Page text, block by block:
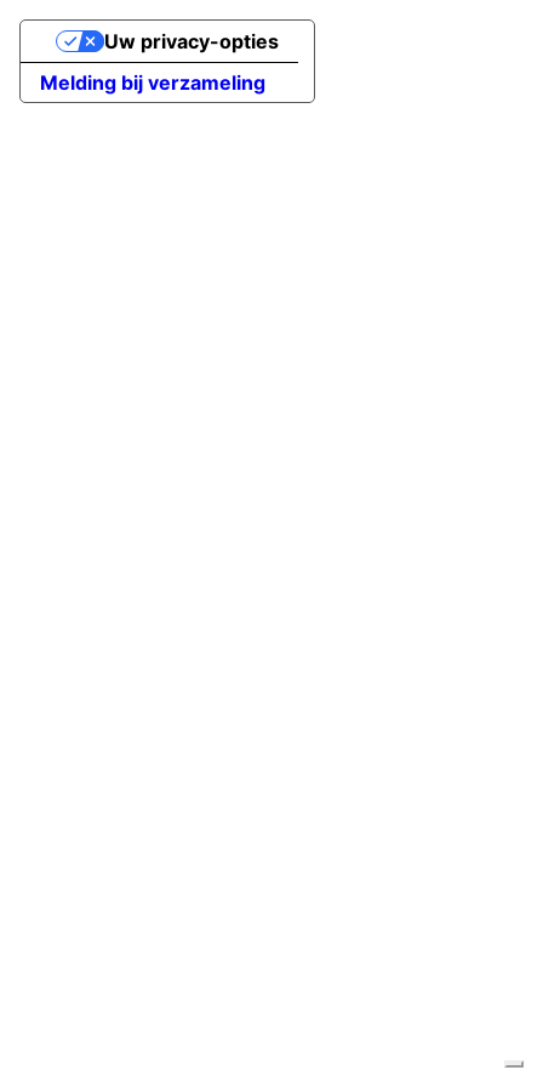
Melding bij verzameling
Uw privacy-opties